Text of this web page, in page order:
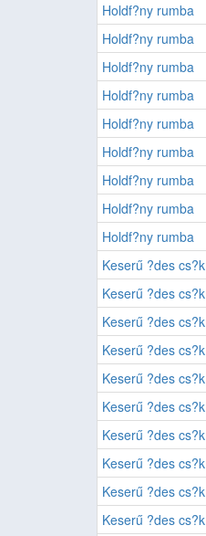
Holdf?ny rumba
Holdf?ny rumba
Holdf?ny rumba
Holdf?ny rumba
Holdf?ny rumba
Holdf?ny rumba
Holdf?ny rumba
Holdf?ny rumba
Holdf?ny rumba
Keserű ?des cs?k
Keserű ?des cs?k
Keserű ?des cs?k
Keserű ?des cs?k
Keserű ?des cs?k
Keserű ?des cs?k
Keserű ?des cs?k
Keserű ?des cs?k
Keserű ?des cs?k
Keserű ?des cs?k